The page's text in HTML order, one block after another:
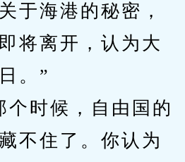
于海港的秘密，
将离开，认为大
。”
时候，自由国的
不住了。你认为